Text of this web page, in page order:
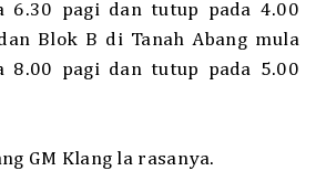
6.30 pagi dan tutup pada 4.00
Blok B di Tanah Abang mula
8.00 pagi dan tutup pada 5.00
GM Klang la rasanya.